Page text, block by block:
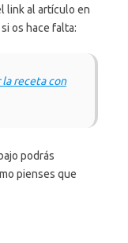
link al artículo en
os hace falta:
receta con
podrás
pienses que